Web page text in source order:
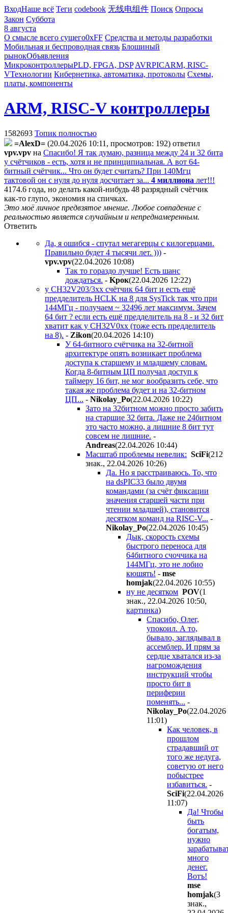
ВходНаше всё Теги codebook 无线电组件 Поиск Опросы
Закон Суббота
8 августа
О смысле всего сущего0xFF Средства и методы разработки
Мобильная и беспроводная связь Блошиный
рынокОбъявления
МикроконтроллерыPLD, FPGA, DSP AVRPICARM, RISC-
VТехнологии Кибернетика, автоматика, протоколы Схемы,
платы, компоненты
ARM, RISC-V контроллеры
1582693 Топик полностью
=AlexD= (20.04.2026 10:11, просмотров: 192) ответил
vpv.vpv на Спасибо! Я так думаю, разница между 24 и 32 бита
у счётчиков - есть, хотя и не принципиальная. А вот 64-
битный счётчик... Что он будет считать? При 140Мгц
тактовой он с нуля до нуля досчитает за... 4 миллиона лет!!!
4174.6 года, но делать какой-нибудь 48 разрядный счётчик
как-то глупо, экономия на спичках.
Это моё личное предвзятое мнение. Любое совпадение с
реальностью является случайным и непреднамеренным.
Ответить
Да, я ошибся - спутал мегагерцы с килогерцами.
Правильно будет 4 тысячи лет. ))) -
vpv.vpv(22.04.2026 10:08)
Так то гораздо лучше! Есть шанс
дождаться. - Kpoк(22.04.2026 12:22)
у CH32V203/3xx счётчик 64 бит и есть ещё
предделитель HCLK на 8 для SysTick так что при
144МГц - получаем ~ 32496 лет максимум. Зачем
64 бит ? если есть ещё предделитель на 8 - и 32 бит
хватит как у CH32V0xx (тоже есть предделитель
на 8). - Zikon(20.04.2026 14:10)
У 64-битного счётчика на 32-битной
архитектуре опять возникает проблема
доступа к старшему и младшему словам.
Когда 8-битным ЦП получал доступ к
таймеру 16 бит, не мог вообразить себе, что
такая же проблема будет и на 32-битном
ЦП... - Nikolay_Po(22.04.2026 10:22)
Зато на 32битном можно просто забить
на старшие 32 бита. Даже не 24битном
это часто можно, а лишние 8 бит тут
совсем не лишние. -
Andreas(22.04.2026 10:44)
Масштаб проблемы невелик: SciFi(212
знак., 22.04.2026 10:26)
Да. Но я расстраиваюсь. То, что
на dsPIC33 было двумя
командами (за счёт фиксации
значения старшей части при
чтении младшей), становится
десятком команд на RISC-V... -
Nikolay_Po(22.04.2026 10:45)
Дык, скорость схемы
быстрого переноса для
64битного счоччика на
144МГц, это не лобио
кюшять! - mse
homjak(22.04.2026 10:55)
ну не десятком POV(1
знак., 22.04.2026 10:50,
картинка)
Спасибо, Олег,
упокоил. А то,
бывало, заглядывал в
ассемблер. И прям за
сердце хватался из-за
нагромождения
инструкций чтобы
просто бит в
периферии
поменять... -
Nikolay_Po(22.04.2026
11:01)
Как человек, в
прошлом
страдавший от
того же недуга,
советую от него
побыстрее
избавиться. -
SciFi(22.04.2026
11:07)
Да! Чтобы
быть
богатым,
нужно
много
денег.
Вотъ!
mse
homjak(3
знак.,